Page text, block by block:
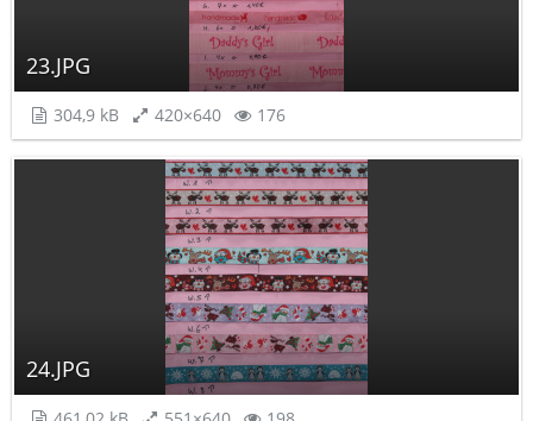
23.JPG
304,9 kB 420×640 176
24.JPG